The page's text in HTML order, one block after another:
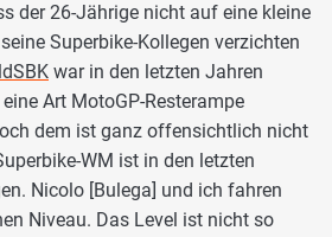
der 26-Jährige nicht auf eine kleine
Superbike-Kollegen verzichten
war in den letzten Jahren
Art MotoGP-Resterampe
dem ist ganz offensichtlich nicht
WM ist in den letzten
Nicolo [Bulega] und ich fahren
Niveau. Das Level ist nicht so